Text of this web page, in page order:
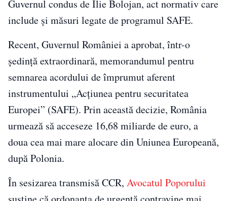
Guvernul condus deIlie Bolojan, act normativ care
include și măsuri legate de programul SAFE.
Recent, Guvernul României a aprobat, într-o
ședință extraordinară, memorandumul pentru
semnarea acordului de împrumut aferent
instrumentului „Acțiunea pentru securitatea
Europei” (SAFE). Prin această decizie, România
urmează să acceseze 16,68 miliarde de euro, a
doua cea mai mare alocare din Uniunea Europeană,
dupăPolonia.
În sesizarea transmisă CCR, Avocatul Poporului